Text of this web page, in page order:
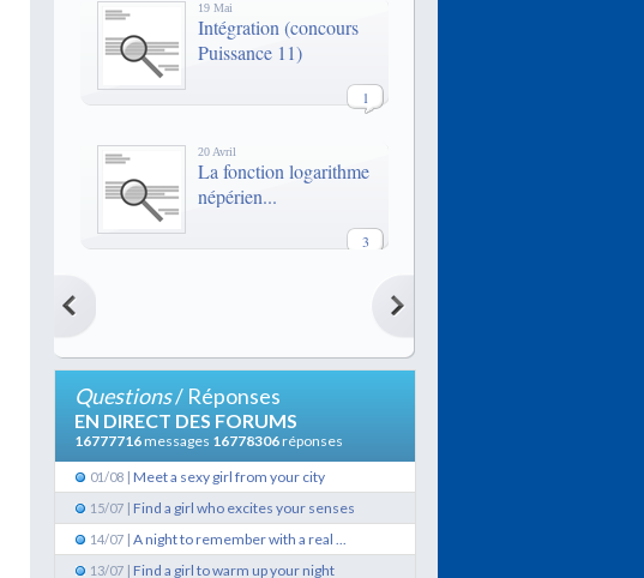
19 Mai
Intégration (concours
Puissance 11)
1
20 Avril
La fonction logarithme
népérien...
3
3
21 Février
LES QUAIS
9
29 Janvier
Lexique de termes
Questions/ Réponses
EN DIRECT DES FORUMS
16777716messages 16778306réponses
01/08 | Meet a sexy girl from your city
15/07 | Find a girl who excites your senses
14/07 | A night to remember with a real ...
13/07 | Find a girl to warm up your night